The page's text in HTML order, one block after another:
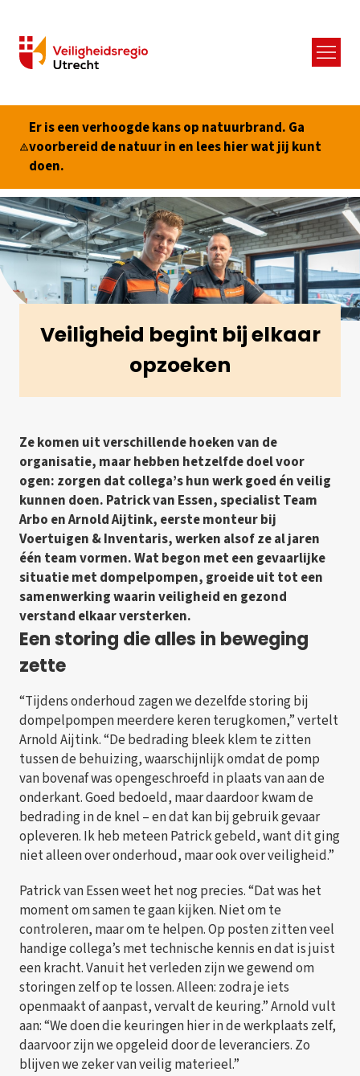
Menu
Er is een verhoogde kans op natuurbrand. Ga
voorbereid de natuur in en lees hier wat jij kunt
doen.
Veiligheid begint bij elkaar
opzoeken
Ze komen uit verschillende hoeken van de
organisatie, maar hebben hetzelfde doel voor
ogen: zorgen dat collega’s hun werk goed én veilig
kunnen doen. Patrick van Essen, specialist Team
Arbo en Arnold Aijtink, eerste monteur bij
Voertuigen & Inventaris, werken alsof ze al jaren
één team vormen. Wat begon met een gevaarlijke
situatie met dompelpompen, groeide uit tot een
samenwerking waarin veiligheid en gezond
verstand elkaar versterken.
Een storing die alles in beweging
zette
“Tijdens onderhoud zagen we dezelfde storing bij
dompelpompen meerdere keren terugkomen,” vertelt
Arnold Aijtink. “De bedrading bleek klem te zitten
tussen de behuizing, waarschijnlijk omdat de pomp
van bovenaf was opengeschroefd in plaats van aan de
onderkant. Goed bedoeld, maar daardoor kwam de
bedrading in de knel – en dat kan bij gebruik gevaar
opleveren. Ik heb meteen Patrick gebeld, want dit ging
niet alleen over onderhoud, maar ook over veiligheid.”
Patrick van Essen weet het nog precies. “Dat was het
moment om samen te gaan kijken. Niet om te
controleren, maar om te helpen. Op posten zitten veel
handige collega’s met technische kennis en dat is juist
een kracht. Vanuit het verleden zijn we gewend om
storingen zelf op te lossen. Alleen: zodra je iets
openmaakt of aanpast, vervalt de keuring.” Arnold vult
aan: “We doen die keuringen hier in de werkplaats zelf,
daarvoor zijn we opgeleid door de leveranciers. Zo
blijven we zeker van veilig materieel.”